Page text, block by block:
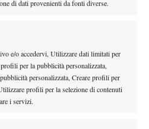
di dati provenienti da fonti diverse.
e/o accedervi, Utilizzare dati limitati per
per la pubblicità personalizzata,
personalizzata, Creare profili per
profili per la selezione di contenuti
i servizi.